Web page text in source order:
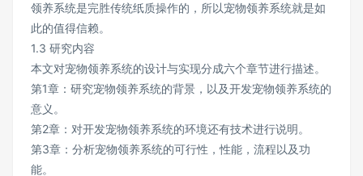
领养系统是完胜传统纸质操作的，所以宠物领养系统就是如
此的值得信赖。
1.3 研究内容
本文对宠物领养系统的设计与实现分成六个章节进行描述。
第1章：研究宠物领养系统的背景，以及开发宠物领养系统的
意义。
第2章：对开发宠物领养系统的环境还有技术进行说明。
第3章：分析宠物领养系统的可行性，性能，流程以及功
能。